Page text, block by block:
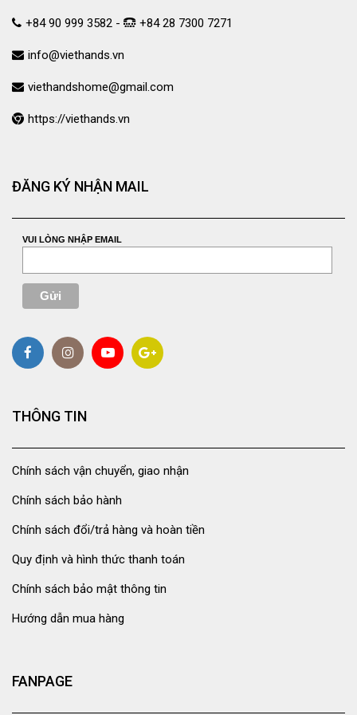
+84 90 999 3582 - +84 28 7300 7271
info@viethands.vn
viethandshome@gmail.com
https://viethands.vn
ĐĂNG KÝ NHẬN MAIL
VUI LÒNG NHẬP EMAIL
THÔNG TIN
Chính sách vận chuyển, giao nhận
Chính sách bảo hành
Chính sách đổi/trả hàng và hoàn tiền
Quy định và hình thức thanh toán
Chính sách bảo mật thông tin
Hướng dẫn mua hàng
FANPAGE